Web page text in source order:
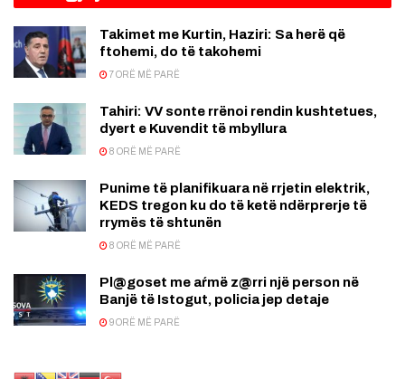
Takimet me Kurtin, Haziri: Sa herë që
ftohemi, do të takohemi
7 ORË MË PARË
Tahiri: VV sonte rrënoi rendin kushtetues,
dyert e Kuvendit të mbyllura
8 ORË MË PARË
Punime të planifikuara në rrjetin elektrik,
KEDS tregon ku do të ketë ndërprerje të
rrymës të shtunën
8 ORË MË PARË
Pl@goset me aŕmë z@rri një person në
Banjë të Istogut, policia jep detaje
9 ORË MË PARË